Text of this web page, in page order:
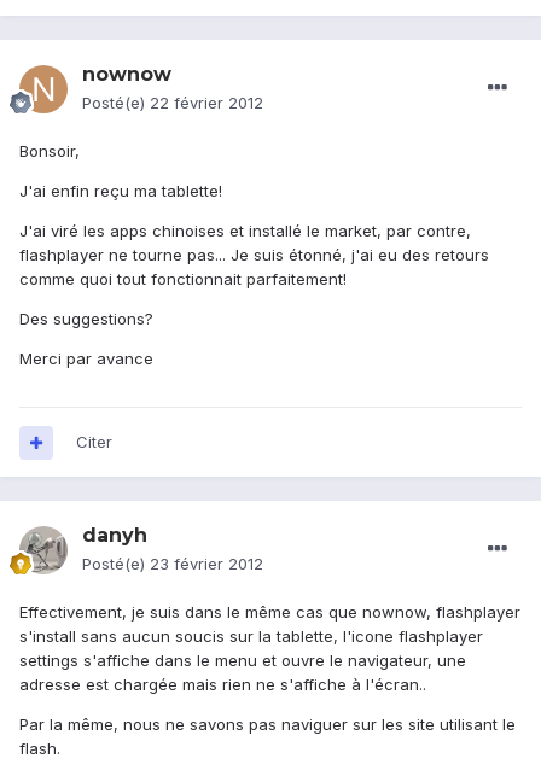
nownow
Posté(e) 22 février 2012
Bonsoir,
J'ai enfin reçu ma tablette!
J'ai viré les apps chinoises et installé le market, par contre,
flashplayer ne tourne pas... Je suis étonné, j'ai eu des retours
comme quoi tout fonctionnait parfaitement!
Des suggestions?
Merci par avance
Citer
danyh
Posté(e) 23 février 2012
Effectivement, je suis dans le même cas que nownow, flashplayer
s'install sans aucun soucis sur la tablette, l'icone flashplayer
settings s'affiche dans le menu et ouvre le navigateur, une
adresse est chargée mais rien ne s'affiche à l'écran..
Par la même, nous ne savons pas naviguer sur les site utilisant le
flash.